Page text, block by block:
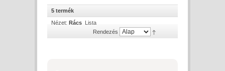
5 termék
Nézet: Rács Lista
Rendezés